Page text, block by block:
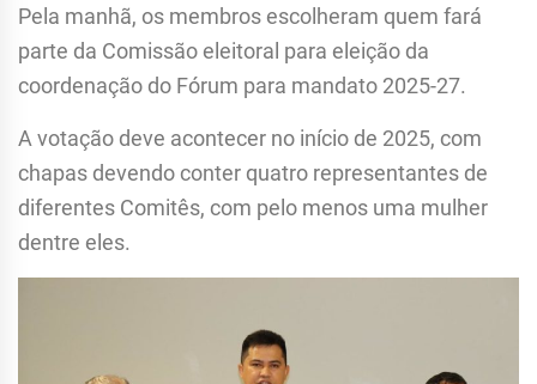
Pela manhã, os membros escolheram quem fará
parte da Comissão eleitoral para eleição da
coordenação do Fórum para mandato 2025-27.
A votação deve acontecer no início de 2025, com
chapas devendo conter quatro representantes de
diferentes Comitês, com pelo menos uma mulher
dentre eles.